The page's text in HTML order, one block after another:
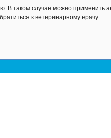
В таком случае можно применить
к ветеринарному врачу.